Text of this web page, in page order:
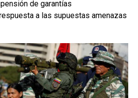
de garantías
a las supuestas amenazas